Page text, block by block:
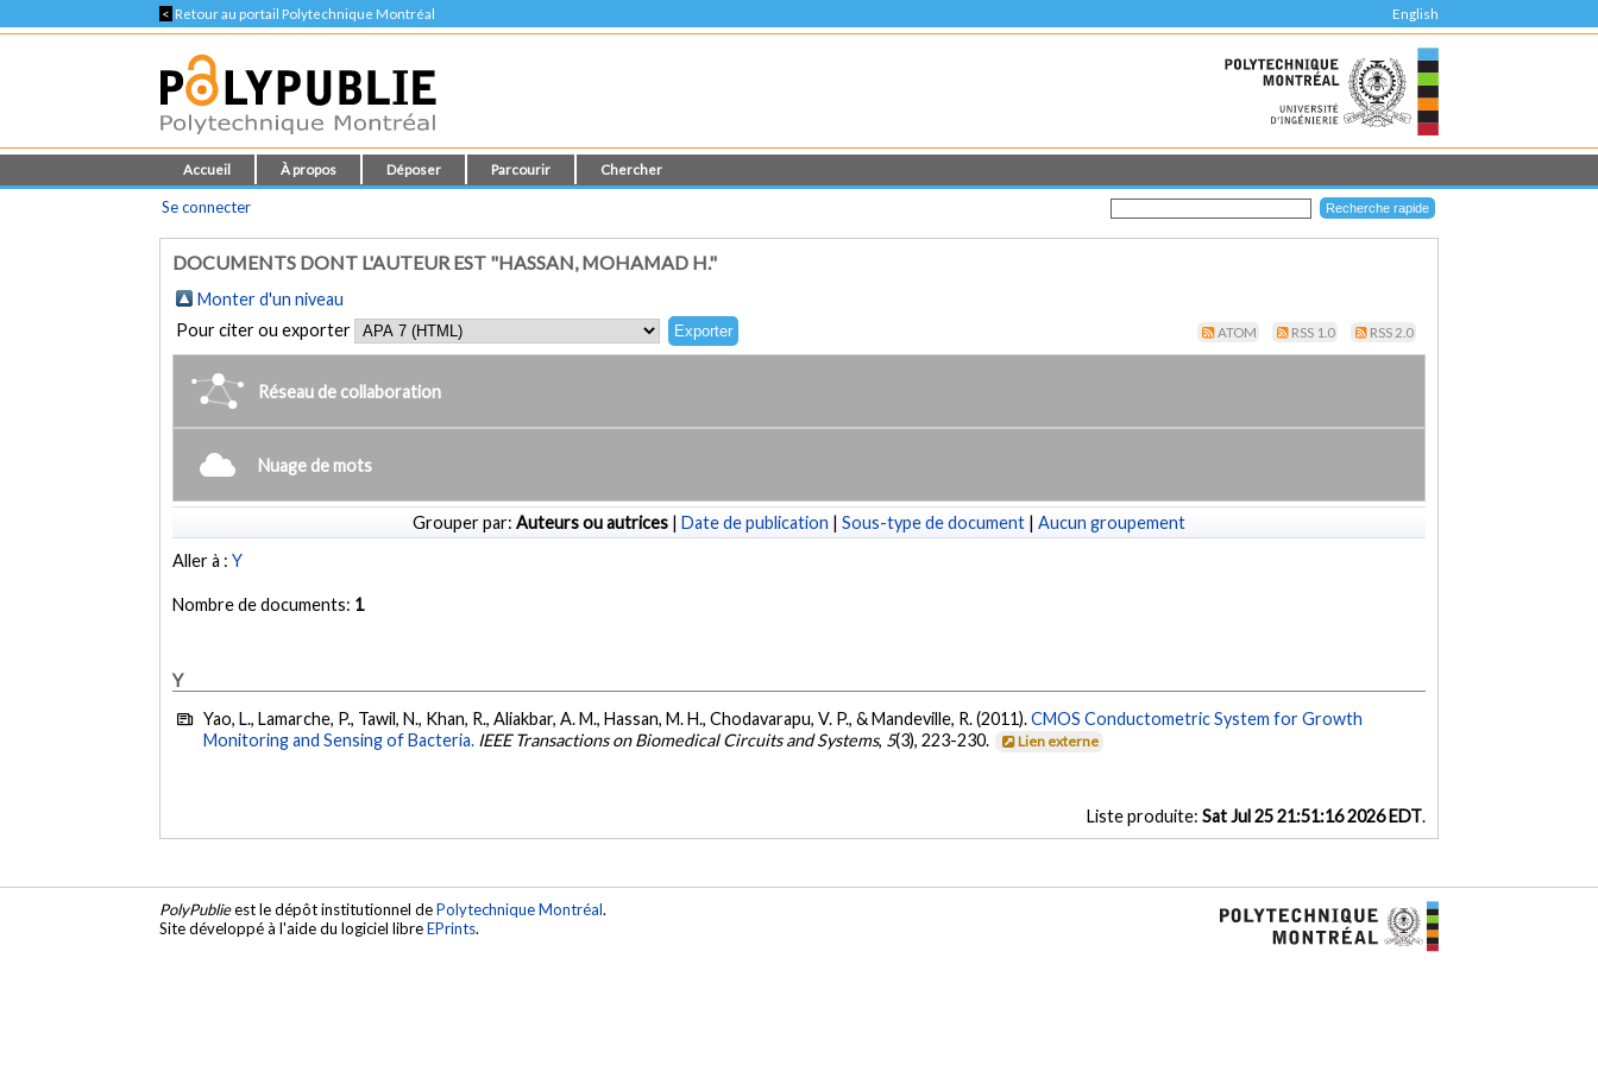
< Retour au portail Polytechnique Montréal English
Accueil À propos Déposer Parcourir Chercher
Se connecter
DOCUMENTS DONT L'AUTEUR EST "HASSAN, MOHAMAD H."
Monter d'un niveau
Pour citer ou exporter
ATOM RSS 1.0 RSS 2.0
Réseau de collaboration
Nuage de mots
Grouper par: Auteurs ou autrices | Date de publication | Sous-type de document | Aucun groupement
Aller à :Y
Nombre de documents: 1
Y
Yao, L., Lamarche, P., Tawil, N., Khan, R., Aliakbar, A. M., Hassan, M. H., Chodavarapu, V. P., & Mandeville, R. (2011).CMOS Conductometric System for Growth
Monitoring and Sensing of Bacteria. IEEE Transactions on Biomedical Circuits and Systems, 5(3), 223-230. Lien externe
Liste produite: Sat Jul 25 21:51:16 2026 EDT.
PolyPublieest le dépôt institutionnel dePolytechnique Montréal.
Site développé à l'aide du logiciel libreEPrints.